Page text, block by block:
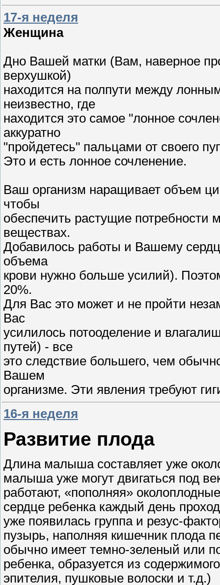
17-я неделя
Женщина
Дно Вашей матки (Вам, наверное
верхушкой)
находится на полпути между
неизвестно, где
находится это самое "лонное
аккуратно
"пройдетесь" пальцами от своего
Это и есть лонное сочленение.
Ваш организм наращивает объем
чтобы
обеспечить растущие
веществах.
Добавилось работы и Вашему
объема
крови нужно больше усилий).
20%.
Для Вас это может и не пройти
Вас
усилилось потооделение и
путей) - все
это следствие большего, чем
Вашем
организме. Эти явления требуют
16-я неделя
Развитие плода
Длина малыша составляет уже
малыша уже могут двигаться под
работают, «пополняя»
сердце ребенка каждый день
уже появилась группа и резус-
пузырь, наполняя кишечник плода
обычно имеет темно-зеленый или
ребенка, образуется из
эпителия, пушковые волоски и т.д.)